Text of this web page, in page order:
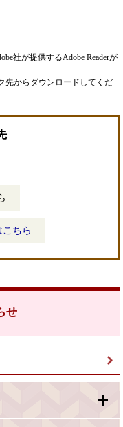
社が提供するAdobe Readerが
先からダウンロードしてくだ
ちら
せ